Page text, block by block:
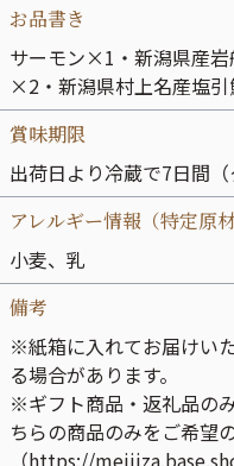
お品書き
サーモン×1・新潟県産
×2・新潟県村上名産塩
賞味期限
出荷日より冷蔵で7日間（
アレルギー情報（特定原
小麦、乳
備考
※紙箱に入れてお届けい
る場合があります。
※ギフト商品・返礼品の
ちらの商品のみをご希望
（https://